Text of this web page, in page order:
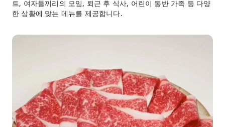
트, 여자들끼리의 모임, 퇴근 후 식사, 어린이 동반 가족 등 다양
한 상황에 맞는 메뉴를 제공합니다.